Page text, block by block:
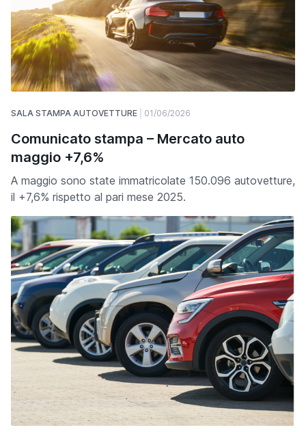
SALA STAMPA AUTOVETTURE 01/06/2026
Comunicato stampa – Mercato auto
maggio +7,6%
A maggio sono state immatricolate 150.096 autovetture,
il +7,6% rispetto al pari mese 2025.